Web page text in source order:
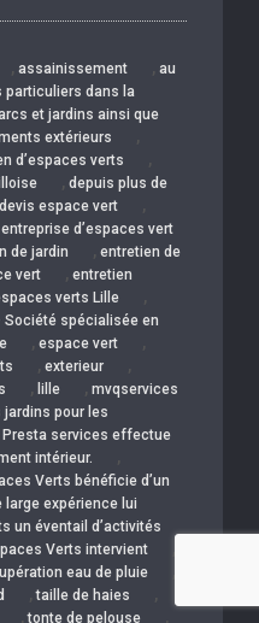
, assainissement , au
particuliers dans la
et jardins ainsi que
extérieurs
,
d’espaces verts ,
, depuis plus de
devis espace vert ,
entreprise d’espaces vert
de jardin , entretien de
vert , entretien
verts Lille ,
Société spécialisée en
, espace vert ,
, exterieur ,
, lille , mvqservices
jardins pour les
services effectue
intérieur.
,
Verts bénéficie d’un
large expérience lui
un éventail d’activités
Verts intervient
eau de pluie
,taille de haies ,
,tonte de pelouse ,